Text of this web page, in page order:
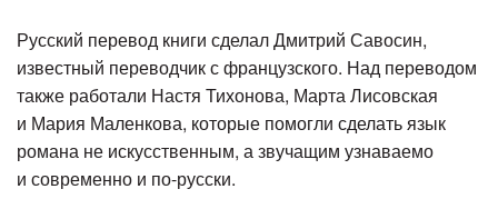
Русский перевод книги сделал Дмитрий Савосин,
известный переводчик с французского. Над переводом
также работали Настя Тихонова, Марта Лисовская
и Мария Маленкова, которые помогли сделать язык
романа не искусственным, а звучащим узнаваемо
и современно и по-русски.